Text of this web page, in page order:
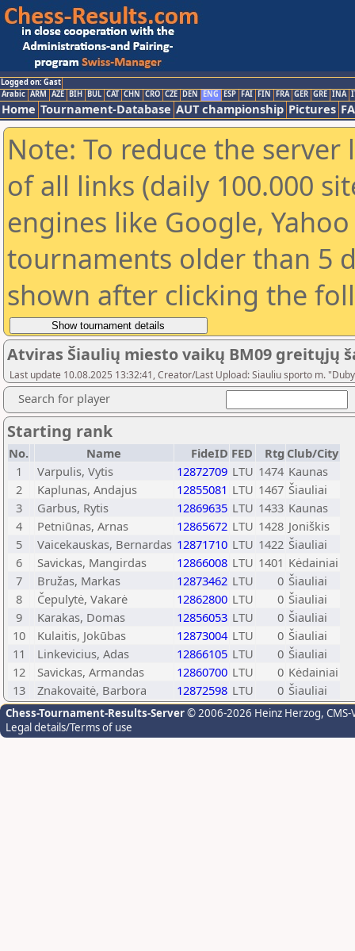
Logged on: Gast
Arabic ARM AZE BIH BUL CAT CHN CRO CZE DEN ENG ESP FAI FIN FRA GER GRE INA
Home Tournament-Database AUT championship Pictures
Note: To reduce the
of all links (daily 100.000
engines like Google,
tournaments older than 5
shown after clicking the
Atviras Šiaulių miesto vaikų BM09 greitųjų
Last update 10.08.2025 13:32:41, Creator/Last Upload: Siauliu sporto m.
Search for player
Starting rank
No. Name FideID FED Rtg Club/City
1
Varpulis, Vytis 12872709 LTU 1474 Kaunas
2
Kaplunas, Andajus 12855081 LTU 1467 Šiauliai
3
Garbus, Rytis 12869635 LTU 1433 Kaunas
4
Petniūnas, Arnas 12865672 LTU 1428 Joniškis
5
Vaicekauskas, Bernardas 12871710 LTU 1422 Šiauliai
6
Savickas, Mangirdas 12866008 LTU 1401 Kėdainiai
7
Bružas, Markas 12873462 LTU 0 Šiauliai
8
Čepulytė, Vakarė 12862800 LTU 0 Šiauliai
9
Karakas, Domas 12856053 LTU 0 Šiauliai
10
Kulaitis, Jokūbas 12873004 LTU 0 Šiauliai
11
Linkevicius, Adas 12866105 LTU 0 Šiauliai
12
Savickas, Armandas 12860700 LTU 0 Kėdainiai
13
Znakovaitė, Barbora 12872598 LTU 0 Šiauliai
Chess-Tournament-Results-Server© 2006-2026 Heinz Herzog,
Legal details/Terms of use